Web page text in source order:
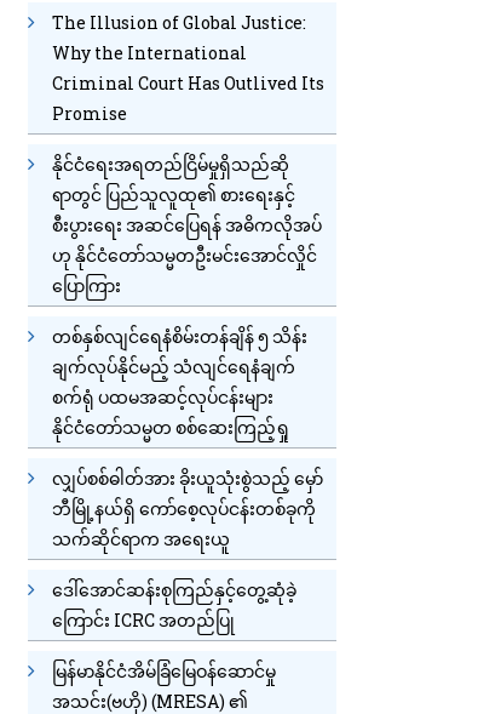
The Illusion of Global Justice:
Why the International
Criminal Court Has Outlived Its
Promise
နိုင်ငံရေးအရတည်ငြိမ်မှုရှိသည်ဆို
ရာတွင် ပြည်သူလူထု၏ စားရေးနှင့်
စီးပွားရေး အဆင်ပြေရန် အဓိကလိုအပ်
ဟု နိုင်ငံတော်သမ္မတဦးမင်းအောင်လှိုင်
ပြောကြား
တစ်နှစ်လျင်ရေနံစိမ်းတန်ချိန် ၅ သိန်း
ချက်လုပ်နိုင်မည့် သံလျင်ရေနံချက်
စက်ရုံ ပထမအဆင့်လုပ်ငန်းများ
နိုင်ငံတော်သမ္မတ စစ်ဆေးကြည့်ရှု
လျှပ်စစ်ဓါတ်အား ခိုးယူသုံးစွဲသည့် မှော်
ဘီမြို့နယ်ရှိ ကော်စေ့လုပ်ငန်းတစ်ခုကို
သက်ဆိုင်ရာက အရေးယူ
ဒေါ်အောင်ဆန်းစုကြည်နှင့်တွေ့ဆုံခဲ့
ကြောင်း ICRC အတည်ပြု
မြန်မာနိုင်ငံအိမ်ခြံမြေဝန်ဆောင်မှု
အသင်း(ဗဟို) (MRESA) ၏